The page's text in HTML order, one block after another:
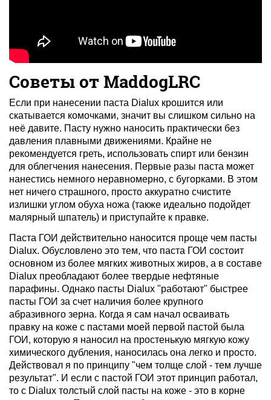
Советы от MaddogLRC
Если при нанесении паста Dialux крошится или
скатывается комочками, значит вы слишком сильно на
неё давите. Пасту нужно наносить практически без
давления плавными движениями. Крайне не
рекомендуется греть, использовать спирт или бензин
для облегчения нанесения. Первые разы паста может
нанестись немного неравномерно, с бугорками. В этом
нет ничего страшного, просто аккуратно счистите
излишки углом обуха ножа (также идеально подойдет
малярный шпатель) и приступайте к правке.
Паста ГОИ действительно наносится проще чем пасты
Dialux. Обусловлено это тем, что паста ГОИ состоит
основном из более мягких животных жиров, а в составе
Dialux преобладают более твердые нефтяные
парафины. Однако пасты Dialux "работают" быстрее
пасты ГОИ за счет наличия более крупного
абразивного зерна. Когда я сам начал осваивать
правку на коже с пастами моей первой пастой была
ГОИ, которую я наносил на простенькую мягкую кожу
химического дубления, наносилась она легко и просто.
Действовал я по принципу "чем толще слой - тем лучше
результат". И если с пастой ГОИ этот принцип работал,
то с Dialux толстый слой пасты на коже - это в корне